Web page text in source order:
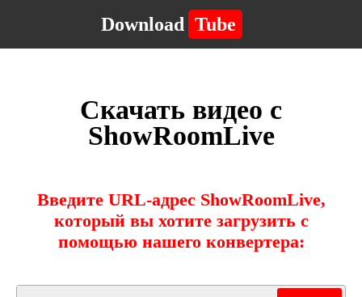
Download Tube
Скачать видео с
ShowRoomLive
Введите URL-адрес ShowRoomLive,
который вы хотите загрузить с
помощью нашего конвертера: